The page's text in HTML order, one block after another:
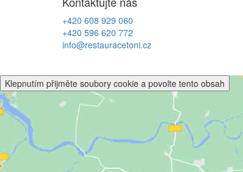
+420 608 929 060
+420 596 620 772
info@restauracetoni.cz
Klepnutím přijměte soubory cookie a povolte tento obsah